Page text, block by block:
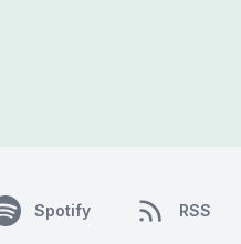
Spotify RSS